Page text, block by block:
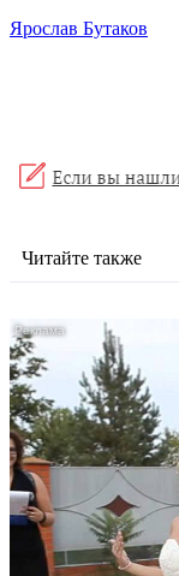
Ярослав Бутаков
Читайте также